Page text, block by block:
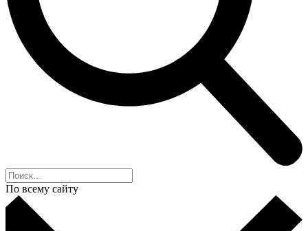
По всему сайту